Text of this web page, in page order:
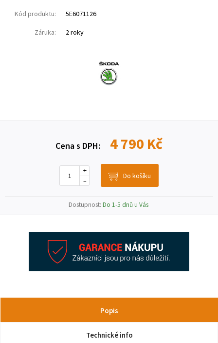
Kód produktu: 5E6071126
Záruka: 2 roky
Cena s DPH: 4 790 Kč
–
+
Dostupnost: Do 1-5 dnů u Vás
Popis
Technické info